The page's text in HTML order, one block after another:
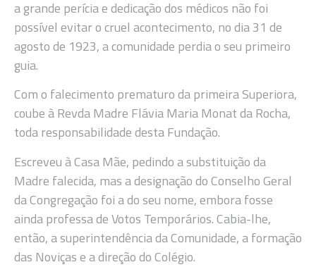
a grande perícia e dedicação dos médicos não foi
possível evitar o cruel acontecimento, no dia 31 de
agosto de 1923, a comunidade perdia o seu primeiro
guia.
Com o falecimento prematuro da primeira Superiora,
coube à Revda Madre Flávia Maria Monat da Rocha,
toda responsabilidade desta Fundação.
Escreveu à Casa Mãe, pedindo a substituição da
Madre falecida, mas a designação do Conselho Geral
da Congregação foi a do seu nome, embora fosse
ainda professa de Votos Temporários. Cabia-lhe,
então, a superintendência da Comunidade, a formação
das Noviças e a direção do Colégio.